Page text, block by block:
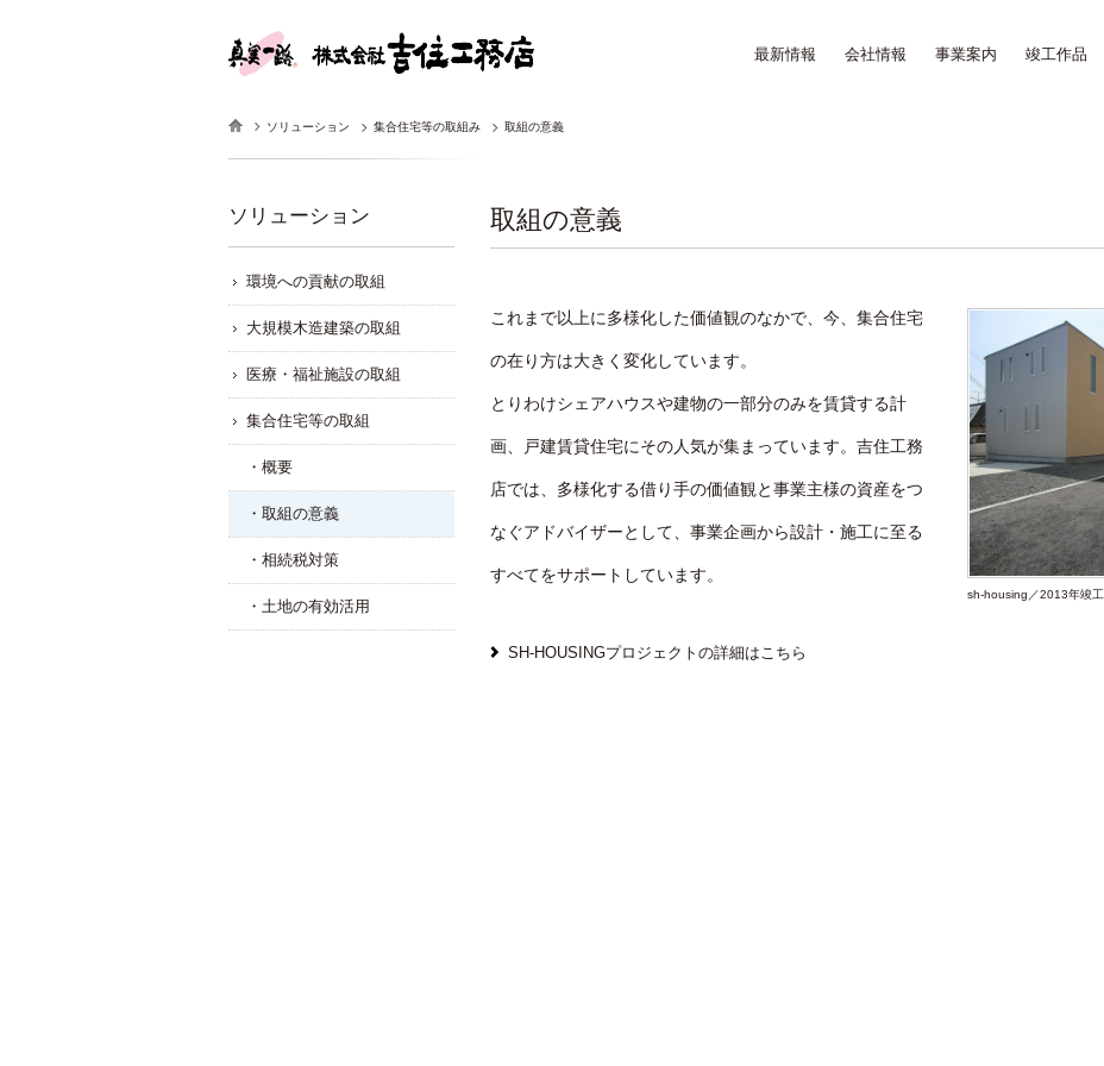
最新情報 会社情報 事業案内 竣工作品
ソリューション 集合住宅等の取組み 取組の意義
取組の意義
sh-housing／2013年竣工
これまで以上に多様化した価値観のなかで、今、集合住宅
の在り方は大きく変化しています。
とりわけシェアハウスや建物の一部分のみを賃貸する計
画、戸建賃貸住宅にその人気が集まっています。吉住工務
店では、多様化する借り手の価値観と事業主様の資産をつ
なぐアドバイザーとして、事業企画から設計・施工に至る
すべてをサポートしています。
SH-HOUSINGプロジェクトの詳細はこちら
ソリューション
環境への貢献の取組
大規模木造建築の取組
医療・福祉施設の取組
集合住宅等の取組
・概要
・取組の意義
・相続税対策
・土地の有効活用